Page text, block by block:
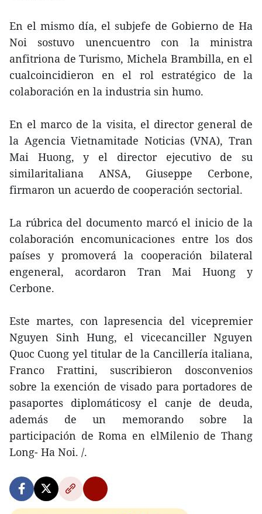
En el mismo día, el subjefe de Gobierno de Ha
Noi sostuvo unencuentro con la ministra
anfitriona de Turismo, Michela Brambilla, en el
cualcoincidieron en el rol estratégico de la
colaboración en la industria sin humo.
En el marco de la visita, el director general de
la Agencia Vietnamitade Noticias (VNA), Tran
Mai Huong, y el director ejecutivo de su
similaritaliana ANSA, Giuseppe Cerbone,
firmaron un acuerdo de cooperación sectorial.
La rúbrica del documento marcó el inicio de la
colaboración encomunicaciones entre los dos
países y promoverá la cooperación bilateral
engeneral, acordaron Tran Mai Huong y
Cerbone.
Este martes, con lapresencia del vicepremier
Nguyen Sinh Hung, el vicecanciller Nguyen
Quoc Cuong yel titular de la Cancillería italiana,
Franco Frattini, suscribieron dosconvenios
sobre la exención de visado para portadores de
pasaportes diplomáticosy el canje de deuda,
además de un memorando sobre la
participación de Roma en elMilenio de Thang
Long- Ha Noi. /.